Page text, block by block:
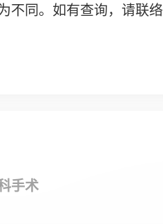
不同。如有查询，请联络
手术